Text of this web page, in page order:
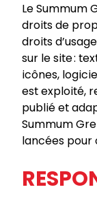
Le Summum
droits de
droits
sur le site :
icônes,
est exploité,
publié et
Summum
lancées pour